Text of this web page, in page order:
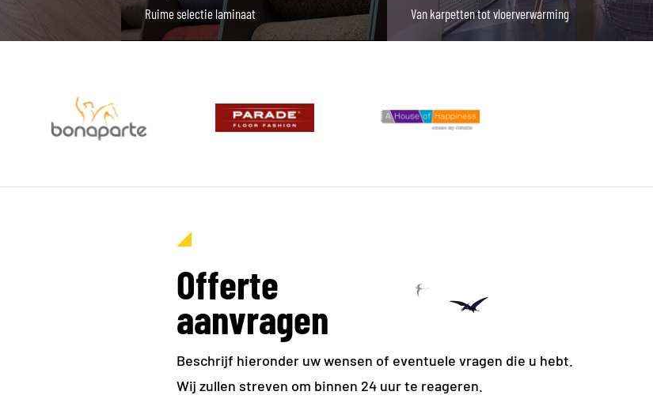
Ruime selectie laminaat Van karpetten tot vloerverwarming
Offerte
aanvragen
Beschrijf hieronder uw wensen of eventuele vragen die u hebt.
Wij zullen streven om binnen 24 uur te reageren.